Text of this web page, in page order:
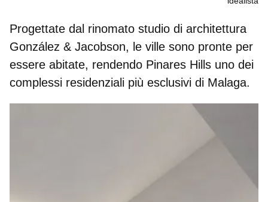
Progettate dal rinomato studio di architettura
González & Jacobson, le ville sono pronte per
essere abitate, rendendo Pinares Hills uno dei
complessi residenziali più esclusivi di Malaga.